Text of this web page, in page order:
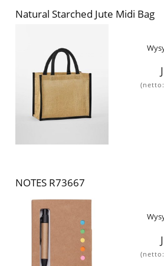
Natural Starched Jute Midi Bag
(netto:
NOTES R73667
(netto: